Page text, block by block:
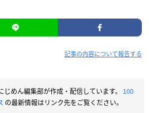
記事の内容について報告する
じめん編集部が作成・配信しています。 100
の最新情報はリンク先をご覧ください。